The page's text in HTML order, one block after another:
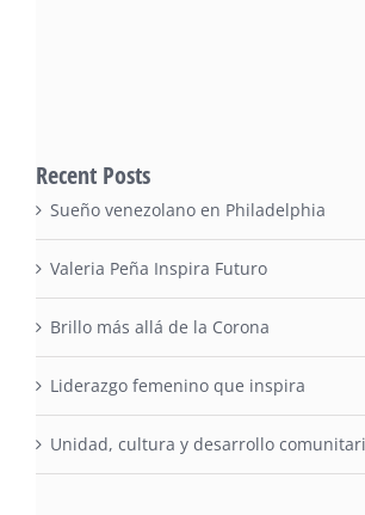
Recent Posts
Sueño venezolano en Philadelphia
Valeria Peña Inspira Futuro
Brillo más allá de la Corona
Liderazgo femenino que inspira
Unidad, cultura y desarrollo